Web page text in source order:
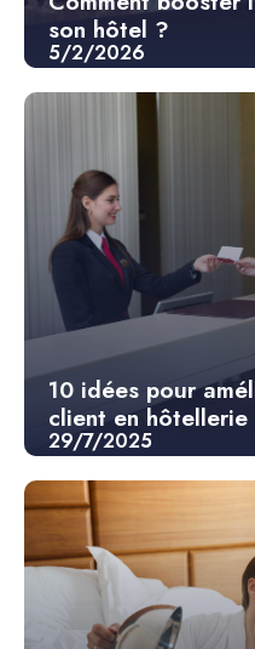
5/2/2026
son hôtel ?
29/7/2025
10 idées pour
client en hôtellerie